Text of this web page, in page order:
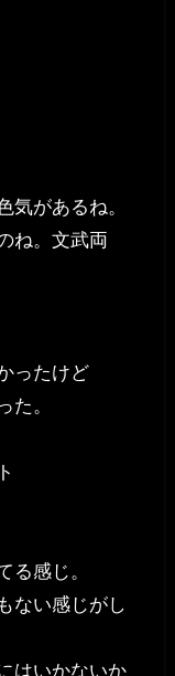
気があるね。
ね。文武両
ったけど
た。
る感じ。
ない感じがし
はいかないか